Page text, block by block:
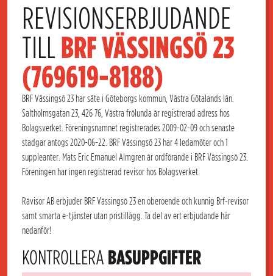
REVISIONSERBJUDANDE
TILL BRF VÄSSINGSÖ 23
(769619-8188)
BRF Vässingsö 23 har säte i Göteborgs kommun, Västra Götalands län.
Saltholmsgatan 23, 426 76, Västra frölunda är registrerad adress hos
Bolagsverket. Föreningsnamnet registrerades 2009-02-09 och senaste
stadgar antogs 2020-06-22. BRF Vässingsö 23 har 4 ledamöter och 1
suppleanter. Mats Eric Emanuel Almgren är ordförande i BRF Vässingsö 23.
Föreningen har ingen registrerad revisor hos Bolagsverket.
Rävisor AB erbjuder BRF Vässingsö 23 en oberoende och kunnig Brf-revisor
samt smarta e-tjänster utan pristillägg. Ta del av ert erbjudande här
nedanför!
KONTROLLERA BASUPPGIFTER